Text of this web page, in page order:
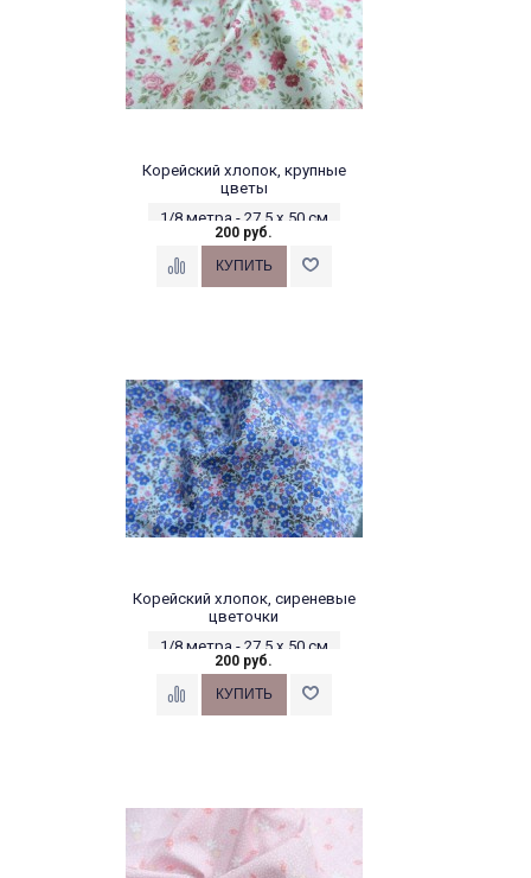
Корейский хлопок, крупные
цветы
1/8 метра - 27,5 х 50 см
200 руб.
Корейский хлопок, сиреневые
цветочки
1/8 метра - 27,5 х 50 см
200 руб.